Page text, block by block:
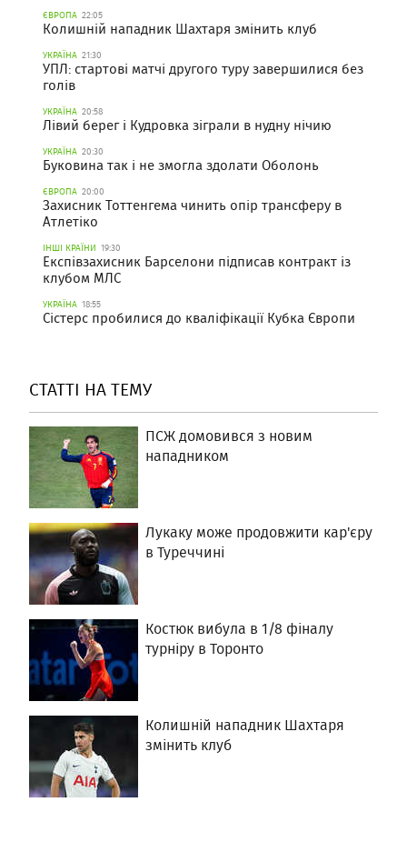
ЄВРОПА 22:05
Колишній нападник Шахтаря змінить клуб
УКРАЇНА 21:30
УПЛ: стартові матчі другого туру завершилися без
голів
УКРАЇНА 20:58
Лівий берег і Кудровка зіграли в нудну нічию
УКРАЇНА 20:30
Буковина так і не змогла здолати Оболонь
ЄВРОПА 20:00
Захисник Тоттенгема чинить опір трансферу в
Атлетіко
ІНШІ КРАЇНИ 19:30
Експівзахисник Барселони підписав контракт із
клубом МЛС
УКРАЇНА 18:55
Сістерс пробилися до кваліфікації Кубка Європи
СТАТТІ НА ТЕМУ
ПСЖ домовився з новим
нападником
Лукаку може продовжити кар'єру
в Туреччині
Костюк вибула в 1/8 фіналу
турніру в Торонто
Колишній нападник Шахтаря
змінить клуб